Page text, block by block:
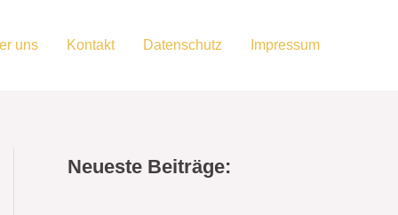
uns Kontakt Datenschutz Impressum
Neueste Beiträge: